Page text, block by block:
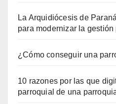
La Arquidiócesis de
para modernizar la
¿Cómo conseguir una
10 razones por las que
parroquial de una